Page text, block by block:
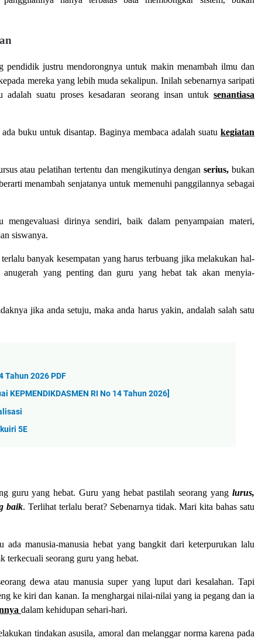
pendidik justru mendorongnya untuk makin menambah ilmu dan
mereka yang lebih muda sekalipun. Inilah sebenarnya saripati
suatu proses kesadaran seorang insan untuk senantiasa
buku untuk disantap. Baginya membaca adalah suatu kegiatan
atau pelatihan tertentu dan mengikutinya denganserius, bukan
menambah senjatanya untuk memenuhi panggilannya sebagai
dirinya sendiri, baik dalam penyampaian materi,
siswanya.
banyak kesempatan yang harus terbuang jika melakukan hal-
yang penting dan guru yang hebat tak akan menyia-
jika anda setuju, maka anda harus yakin, andalah salah satu
Tahun 2026 PDF
RI No 14 Tahun 2026]
5E
guru yang hebat. Guru yang hebat pastilah seorang yang lurus,
baik. Terlihat terlalu berat? Sebenarnya tidak. Mari kita bahas satu
ada manusia-manusia hebat yang bangkit dari keterpurukan lalu
terkecuali seorang guru yang hebat.
dewa atau manusia super yang luput dari kesalahan. Tapi
ke kiri dan kanan. Ia menghargai nilai-nilai yang ia pegang dan ia
dalam kehidupan sehari-hari.
tindakan asusila, amoral dan melanggar norma karena pada